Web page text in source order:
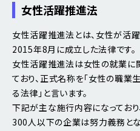
女性活躍推進法
女性活躍推進法とは、女性が活
2015年8月に成立した法律です。
女性活躍推進法は女性の就業に
ており、正式名称を「女性の職
る法律」と言います。
下記が主な施行内容になってお
300人以下の企業は努力義務とな